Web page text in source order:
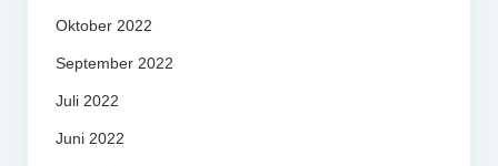
Oktober 2022
September 2022
Juli 2022
Juni 2022